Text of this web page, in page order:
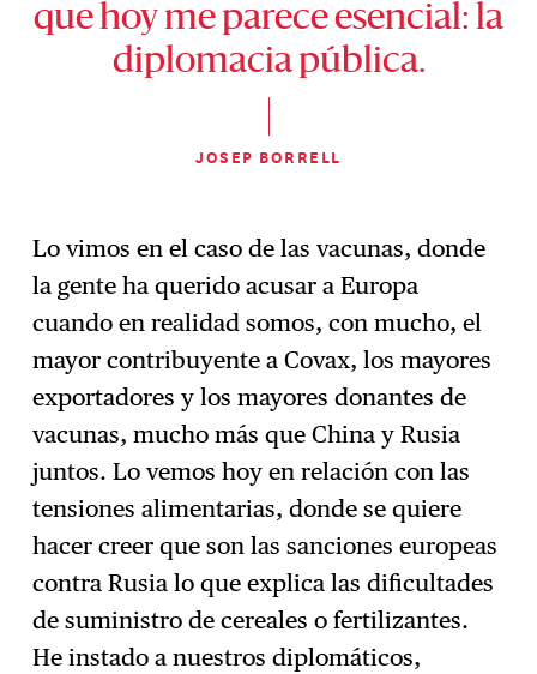
que hoy me parece esencial: la
diplomacia pública.
JOSEP BORRELL
Lo vimos en el caso de las vacunas, donde
la gente ha querido acusar a Europa
cuando en realidad somos, con mucho, el
mayor contribuyente a Covax, los mayores
exportadores y los mayores donantes de
vacunas, mucho más que China y Rusia
juntos. Lo vemos hoy en relación con las
tensiones alimentarias, donde se quiere
hacer creer que son las sanciones europeas
contra Rusia lo que explica las dificultades
de suministro de cereales o fertilizantes.
He instado a nuestros diplomáticos,